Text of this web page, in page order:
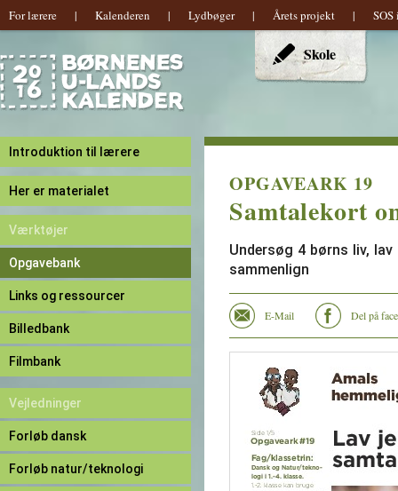
For lærere | Kalenderen | Lydbøger | Årets projekt | SOS
Skole
Introduktion til lærere
Her er materialet
Værktøjer
Opgavebank
Links og ressourcer
Billedbank
Filmbank
Vejledninger
Forløb dansk
Forløb natur/teknologi
OPGAVEARK 19
Samtalekort
Undersøg 4 børns liv,
sammenlign
E-Mail Del på